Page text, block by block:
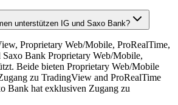
unterstützen IG und Saxo Bank?
Proprietary Web/Mobile, ProRealTime,
Bank Proprietary Web/Mobile,
Beide bieten Proprietary Web/Mobile
zu TradingView and ProRealTime
Bank hat exklusiven Zugang zu